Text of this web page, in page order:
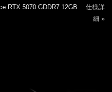
RTX 5070 GDDR7 12GB 仕様詳
細 »